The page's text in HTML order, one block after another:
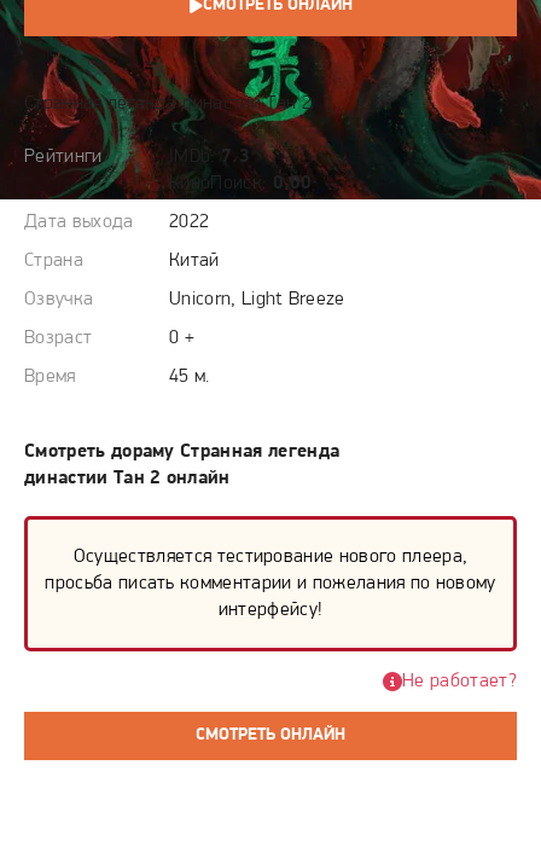
СМОТРЕТЬ ОНЛАЙН
СЮЖЕТ
Странная легенда династии Тан 2
Рейтинги IMDb:
7.3
КиноПоиск:
0.00
Дата выхода
2022
Страна
Китай
Озвучка
Unicorn, Light Breeze
Возраст
0 +
Время
45 м.
Смотреть дораму Странная легенда
династии Тан 2 онлайн
Осуществляется тестирование нового плеера,
просьба писать комментарии и пожелания по новому
интерфейсу!
СМОТРЕТЬ ОНЛАЙН
Не работает?